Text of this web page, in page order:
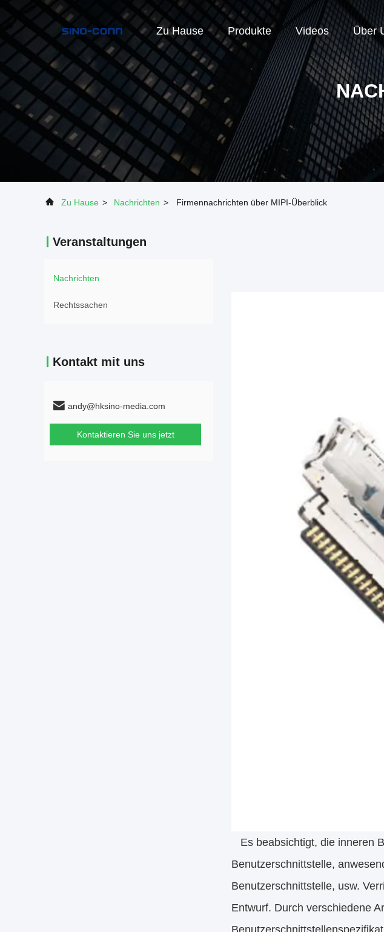
Zu Hause Produkte Videos Über
Zu Hause > Nachrichten > Firmennachrichten über MIPI-Überblick
Veranstaltungen
Nachrichten
Rechtssachen
Kontakt mit uns
andy@hksino-media.com
Kontaktieren Sie uns jetzt
Es beabsichtigt, die inneren
Benutzerschnittstelle,
Benutzerschnittstelle, usw.
Entwurf. Durch verschiedene